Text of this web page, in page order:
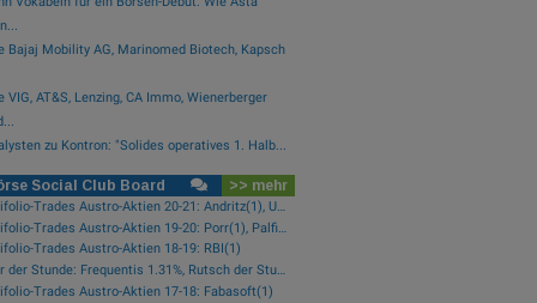
Bajaj Mobility AG, Marinomed Biotech, Kapsch
VIG, AT&S, Lenzing, CA Immo, Wienerberger
zu Kontron: "Solides operatives 1. Halb...
Social Club Board >> mehr
wikifolio-Trades Austro-Aktien 20-21: Andritz(1), Uniqa(1), OMV(1)
Trades Austro-Aktien 18-19: RBI(1)
Star der Stunde: Frequentis 1.31%, Rutsch der Stunde: RHI Magnesita -1.38%
Trades Austro-Aktien 17-18: Fabasoft(1)